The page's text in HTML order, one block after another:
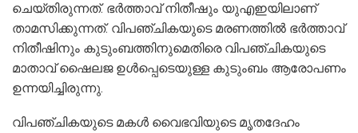
ചെയ്തിരുന്നത്. ഭർത്താവ് നിതീഷും യുഎഇയിലാണ്
താമസിക്കുന്നത്. വിപഞ്ചികയുടെ മരണത്തില്‍ ഭര്‍ത്താവ്
നിതീഷിനും കുടുംബത്തിനുമെതിരെ വിപഞ്ചികയുടെ
മാതാവ് ഷൈലജ ഉൾപ്പെടെയുള്ള കുടുംബം ആരോപണം
ഉന്നയിച്ചിരുന്നു.
വിപഞ്ചികയുടെ മകൾ വൈഭവിയുടെ മൃതദേഹം